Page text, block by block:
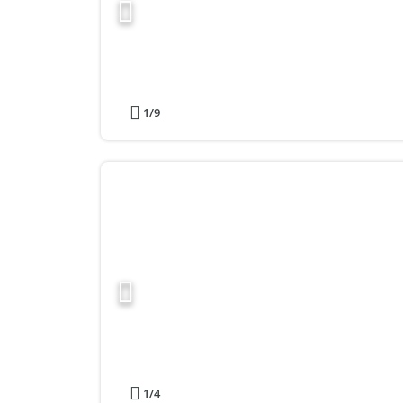
1/9
1/4